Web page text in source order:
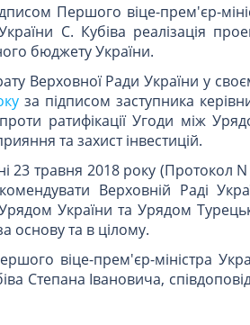
Першого віце-прем'єр-
С. Кубіва реалізація
бюджету України.
Верховної Ради України у
за підписом заступника
ратифікації Угоди між
та захист інвестицій.
23 травня 2018 року (Протокол
Верховній Раді
України та Урядом
основу та в цілому.
віце-прем'єр-міністра
Степана Івановича,